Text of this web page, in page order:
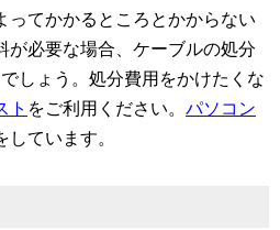
ってかかるところとかからない
が必要な場合、ケーブルの処分
しょう。処分費用をかけたくな
ト をご利用ください。 パソコン
ています。